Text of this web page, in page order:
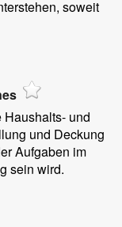
soweit
und
und Deckung
Aufgaben im
sein wird.